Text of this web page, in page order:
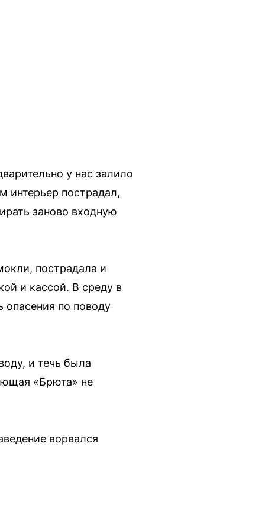
у нас залило
интерьер пострадал,
заново входную
пострадала и
и кассой. В среду в
по поводу
и течь была
«Брюта» не
ворвался